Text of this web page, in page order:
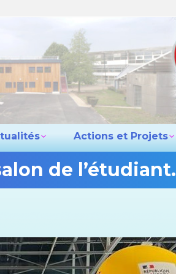
Actions et Projets
de l’étudiant.
Contact